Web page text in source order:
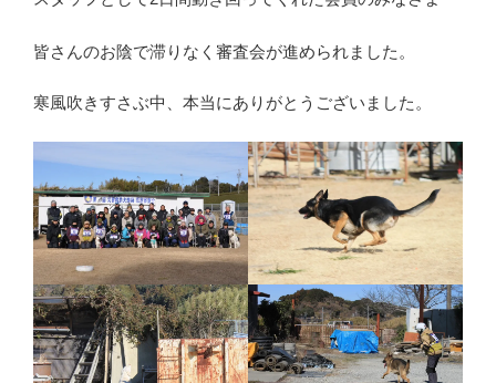
皆さんのお陰で滞りなく審査会が進められました。
寒風吹きすさぶ中、本当にありがとうございました。